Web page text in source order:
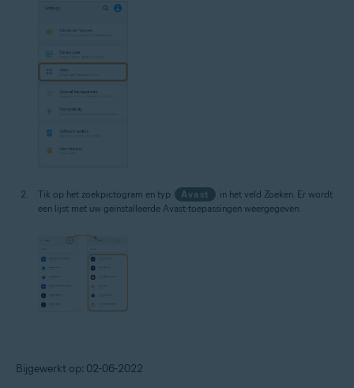
Tik op het zoekpictogram en typ Avast
in het veld Zoeken. Er wordt
een lijst met uw geïnstalleerde Avast-toepassingen weergegeven.
Bijgewerkt op: 02-06-2022